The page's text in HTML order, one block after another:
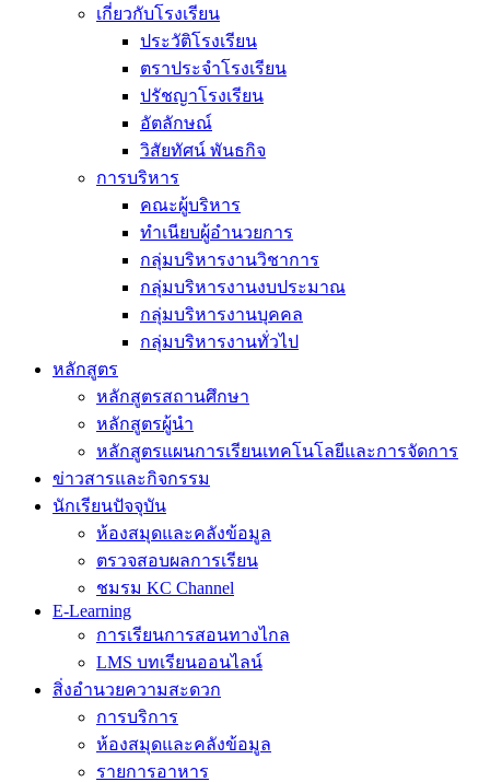
เกี่ยวกับโรงเรียน
ประวัติโรงเรียน
ตราประจำโรงเรียน
ปรัชญาโรงเรียน
อัตลักษณ์
วิสัยทัศน์ พันธกิจ
การบริหาร
คณะผู้บริหาร
ทำเนียบผู้อำนวยการ
กลุ่มบริหารงานวิชาการ
กลุ่มบริหารงานงบประมาณ
กลุ่มบริหารงานบุคคล
กลุ่มบริหารงานทั่วไป
หลักสูตร
หลักสูตรสถานศึกษา
หลักสูตรผู้นำ
หลักสูตรแผนการเรียนเทคโนโลยีและการจัดการ
ข่าวสารและกิจกรรม
นักเรียนปัจจุบัน
ห้องสมุดและคลังข้อมูล
ตรวจสอบผลการเรียน
ชมรม KC Channel
E-Learning
การเรียนการสอนทางไกล
LMS บทเรียนออนไลน์
สิ่งอำนวยความสะดวก
การบริการ
ห้องสมุดและคลังข้อมูล
รายการอาหาร